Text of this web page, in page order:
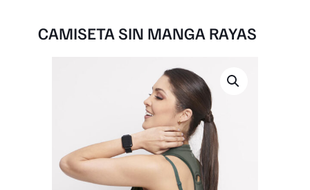
CAMISETA SIN MANGA RAYAS